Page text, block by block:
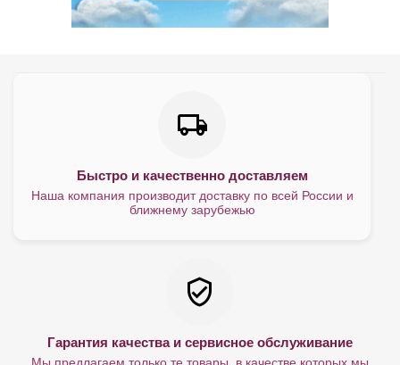
Быстро и качественно доставляем
Наша компания производит доставку по всей России и
ближнему зарубежью
Гарантия качества и сервисное обслуживание